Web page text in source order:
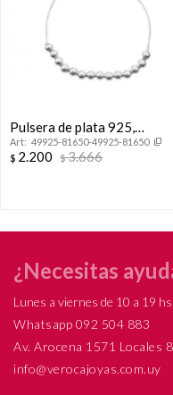
Pulsera de plata 925,
autoajustable.
49925-81650-49925-81650
$ 2.200 $3.666
¿Necesitas
Lunes a viernes de 10 a 19
Whatsapp 092 504 883
Av. Arocena 1571 Locales
info@verocajoyas.com.uy